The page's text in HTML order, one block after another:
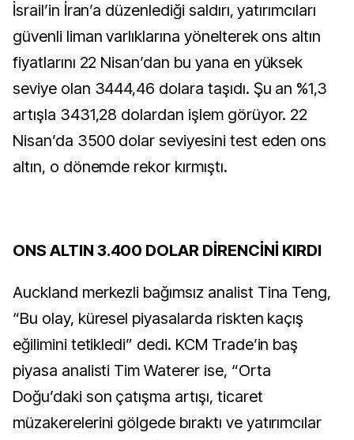
İsrail’in İran’a düzenlediği saldırı, yatırımcıları
güvenli liman varlıklarına yönelterek ons altın
fiyatlarını 22 Nisan’dan bu yana en yüksek
seviye olan 3444,46 dolara taşıdı. Şu an %1,3
artışla 3431,28 dolardan işlem görüyor. 22
Nisan’da 3500 dolar seviyesini test eden ons
altın, o dönemde rekor kırmıştı.
ONS ALTIN 3.400 DOLAR DİRENCİNİ KIRDI
Auckland merkezli bağımsız analist Tina Teng,
“Bu olay, küresel piyasalarda riskten kaçış
eğilimini tetikledi” dedi. KCM Trade’in baş
piyasa analisti Tim Waterer ise, “Orta
Doğu’daki son çatışma artışı, ticaret
müzakerelerini gölgede bıraktı ve yatırımcılar